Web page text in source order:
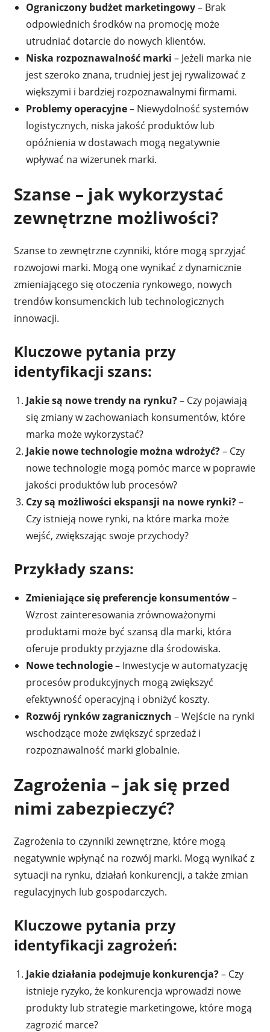
Ograniczony budżet marketingowy– Brak
odpowiednich środków na promocję może
utrudniać dotarcie do nowych klientów.
Niska rozpoznawalność marki – Jeżeli marka nie
jest szeroko znana, trudniej jest jej rywalizować z
większymi i bardziej rozpoznawalnymi firmami.
Problemy operacyjne– Niewydolność systemów
logistycznych, niska jakość produktów lub
opóźnienia w dostawach mogą negatywnie
wpływać na wizerunek marki.
Szanse – jak wykorzystać
zewnętrzne możliwości?
Szanse to zewnętrzne czynniki, które mogą sprzyjać
rozwojowi marki. Mogą one wynikać z dynamicznie
zmieniającego się otoczenia rynkowego, nowych
trendów konsumenckich lub technologicznych
innowacji.
Kluczowe pytania przy
identyfikacji szans:
Jakie są nowe trendy na rynku?– Czy pojawiają
się zmiany w zachowaniach konsumentów, które
marka może wykorzystać?
Jakie nowe technologie można wdrożyć?– Czy
nowe technologie mogą pomóc marce w poprawie
jakości produktów lub procesów?
Czy są możliwości ekspansji na nowe rynki?–
Czy istnieją nowe rynki, na które marka może
wejść, zwiększając swoje przychody?
Przykłady szans:
Zmieniające się preferencje konsumentów–
Wzrost zainteresowania zrównoważonymi
produktami może być szansą dla marki, która
oferuje produkty przyjazne dla środowiska.
Nowe technologie– Inwestycje w automatyzację
procesów produkcyjnych mogą zwiększyć
efektywność operacyjną i obniżyć koszty.
Rozwój rynków zagranicznych – Wejście na rynki
wschodzące może zwiększyć sprzedaż i
rozpoznawalność marki globalnie.
Zagrożenia – jak się przed
nimi zabezpieczyć?
Zagrożenia to czynniki zewnętrzne, które mogą
negatywnie wpłynąć na rozwój marki. Mogą wynikać z
sytuacji na rynku, działań konkurencji, a także zmian
regulacyjnych lub gospodarczych.
Kluczowe pytania przy
identyfikacji zagrożeń:
Jakie działania podejmuje konkurencja?– Czy
istnieje ryzyko, że konkurencja wprowadzi nowe
produkty lub strategie marketingowe, które mogą
zagrozić marce?